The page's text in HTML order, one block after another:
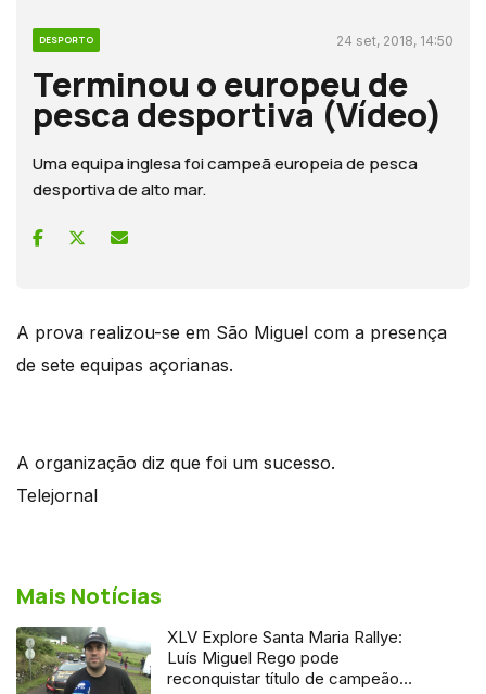
DESPORTO 24 set, 2018, 14:50
Terminou o europeu de
pesca desportiva (Vídeo)
Uma equipa inglesa foi campeã europeia de pesca
desportiva de alto mar.
A prova realizou-se em São Miguel com a presença
de sete equipas açorianas.
A organização diz que foi um sucesso.
Telejornal
Mais Notícias
XLV Explore Santa Maria Rallye:
Luís Miguel Rego pode
reconquistar título de campeão